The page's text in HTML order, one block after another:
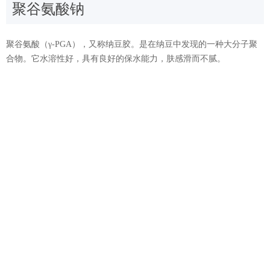
聚谷氨酸（γ-PGA），又称纳豆胶。是在纳豆中发现的一种大分子聚
合物。它水溶性好，具有良好的保水能力，肤感滑而不腻。
聚谷氨酸钠